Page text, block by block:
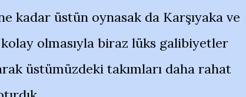
kadar üstün oynasak da Karşıyaka ve
olmasıyla biraz lüks galibiyetler
üstümüzdeki takımları daha rahat